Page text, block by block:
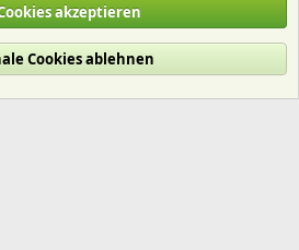
Hilfe und Impressum
akzeptieren
Cookies ablehnen